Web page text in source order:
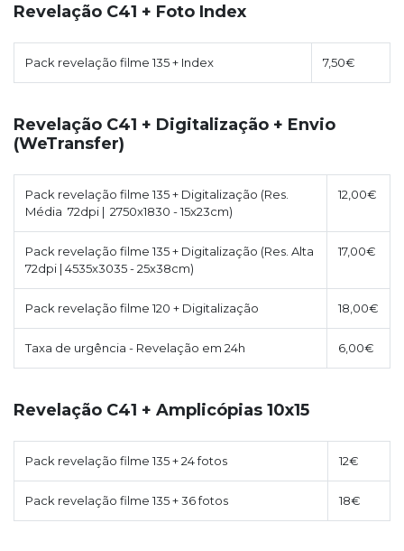
Revelação C41 + Foto Index
Pack revelação filme 135 + Index 7,50€
Revelação C41 + Digitalização + Envio
(WeTransfer)
Pack revelação filme 135 + Digitalização (Res.
Média 72dpi | 2750x1830 - 15x23cm)
12,00€
Pack revelação filme 135 + Digitalização (Res. Alta
72dpi | 4535x3035 - 25x38cm)
17,00€
Pack revelação filme 120 + Digitalização 18,00€
Taxa de urgência - Revelação em 24h 6,00€
Revelação C41 + Amplicópias 10x15
Pack revelação filme 135 + 24 fotos 12€
Pack revelação filme 135 + 36 fotos 18€